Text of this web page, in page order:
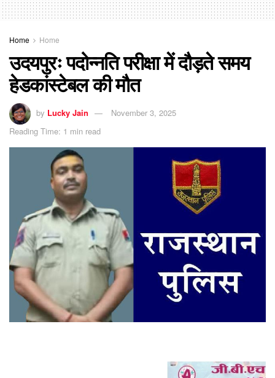
Home Home
उदयपुरः पदोन्नति परीक्षा में दौड़ते समय
हेडकांस्टेबल की मौत
by Lucky Jain
November 3, 2025
Reading Time: 1 min read